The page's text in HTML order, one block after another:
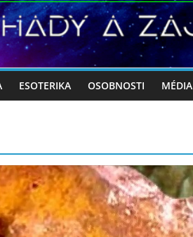
ESOTERIKA OSOBNOSTI MÉDIA